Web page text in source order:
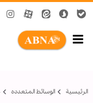
الرئيسية الوسائط المتعدده